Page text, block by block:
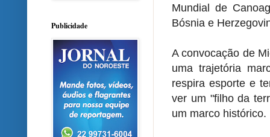
Mundial de
Bósnia e
A convocação de
uma trajetória
respira esporte e
ver um "filho da
um marco histórico.
Publicidade